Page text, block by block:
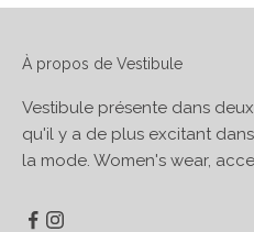
À propos de Vestibule
Vestibule présente dans
qu'il y a de plus excitant
la mode. Women's wear,